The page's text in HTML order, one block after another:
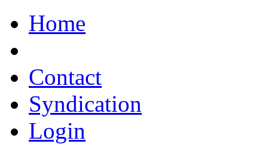
Home
Contact
Syndication
Login